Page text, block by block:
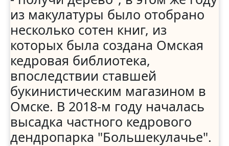
из макулатуры было отобрано
несколько сотен книг, из
которых была создана Омская
кедровая библиотека,
впоследствии ставшей
букинистическим магазином в
Омске. В 2018-м году началась
высадка частного кедрового
дендропарка "Большекулачье".